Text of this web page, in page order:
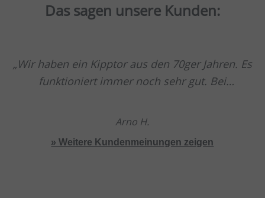
Das sagen unsere Kunden:
Wir haben ein Kipptor aus den 70ger Jahren. Es
funktioniert immer noch sehr gut. Bei
Service und Beratung gemacht.
Arno H.
» Weitere Kundenmeinungen zeigen